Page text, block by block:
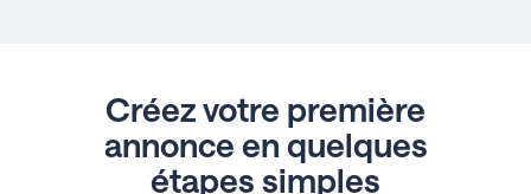
Créez votre première
annonce en quelques
étapes simples